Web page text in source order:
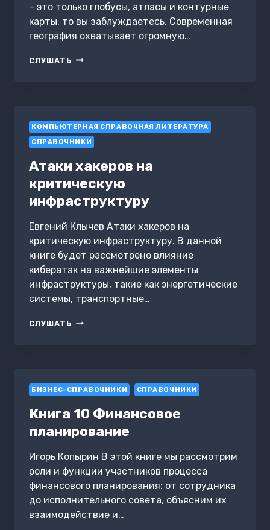
– это только глобусы, атласы и контурные
карты, то вы заблуждаетесь. Современная
география охватывает огромную…
СЛУШАТЬ ГЕОГРАФИЯ.
УСПЕТЬ
КОМПЬЮТЕРНАЯ СПРАВОЧНАЯ ЛИТЕРАТУРА
СПРАВОЧНИКИ
Атаки хакеров на
критическую
инфраструктуру
Евгений Клычев Атаки хакеров на
критическую инфраструктуру. В данной
книге будет рассмотрено влияние
кибератак на важнейшие элементы
инфраструктуры, такие как энергетические
системы, транспортные…
СЛУШАТЬ АТАКИ
БИЗНЕС-СПРАВОЧНИКИ СПРАВОЧНИКИ
Книга 10 Финансовое
планирование
Игорь Копырин В этой книге мы рассмотрим
роли и функции участников процесса
финансового планирования: от сотрудника
до исполнительного совета, объясним их
взаимодействие и…